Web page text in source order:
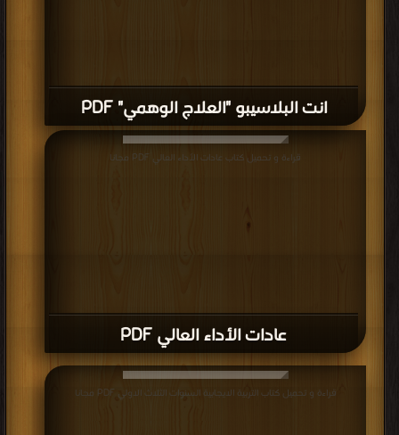
انت البلاسيبو "العلاج الوهمي" PDF
عادات الأداء العالي PDF
قراءة و تحميل كتاب عادات الأداء العالي PDF مجانا
قراءة و تحميل كتاب التربية الايجابية السنوات الثلاث الاولي PDF مجانا